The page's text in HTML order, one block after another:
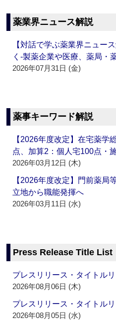
薬業界ニュース解説
【対話で学ぶ薬業界ニュー
く‐製薬企業や医療、薬局・
2026年07月31日 (金)
薬事キーワード解説
【2026年度改定】在宅薬学
点、加算2：個人宅100点・
2026年03月12日 (木)
【2026年度改定】門前薬局
立地から職能発揮へ
2026年03月11日 (水)
Press Release Title List
プレスリリース・タイトル
2026年08月06日 (木)
プレスリリース・タイトル
2026年08月05日 (水)